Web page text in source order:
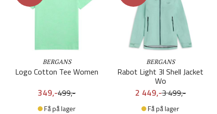
BERGANS
Logo Cotton Tee Women
499,-
349,-
Få på lager
BERGANS
Rabot Light 3l Shell Jacket
Wo
3 499,-
2 449,-
Få på lager